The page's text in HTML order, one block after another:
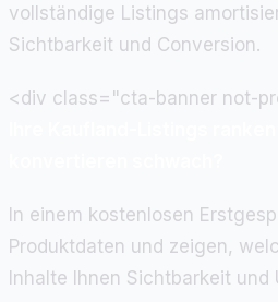
vollständige Listings
Sichtbarkeit und Conversion.
<div class="cta-banner not-
In einem kostenlosen
Produktdaten und zeigen,
Inhalte Ihnen Sichtbarkeit und